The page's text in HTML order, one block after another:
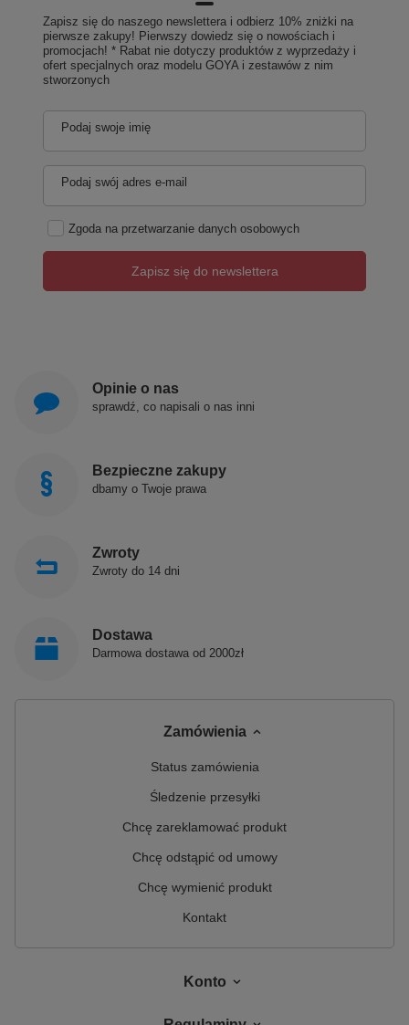
Zapisz się do naszego newslettera i odbierz 10% zniżki na
pierwsze zakupy! Pierwszy dowiedz się o nowościach i
promocjach! * Rabat nie dotyczy produktów z wyprzedaży i
ofert specjalnych oraz modelu GOYA i zestawów z nim
stworzonych
Podaj swoje imię
Podaj swój adres e-mail
Zgoda na przetwarzanie danych osobowych
Zapisz się do newslettera
Opinie o nas
sprawdź, co napisali o nas inni
Bezpieczne zakupy
dbamy o Twoje prawa
Zwroty
Zwroty do 14 dni
Dostawa
Darmowa dostawa od 2000zł
Zamówienia
Status zamówienia
Śledzenie przesyłki
Chcę zareklamować produkt
Chcę odstąpić od umowy
Chcę wymienić produkt
Kontakt
Konto